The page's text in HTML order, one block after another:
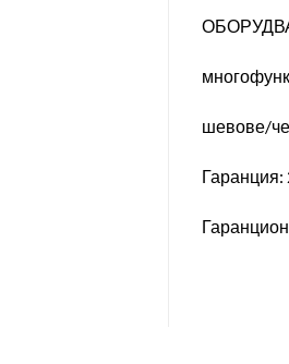
шевове/
Гаранция: